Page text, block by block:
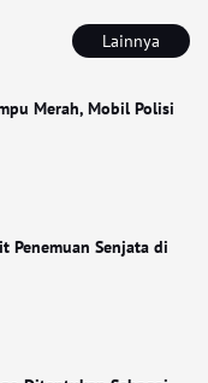
Lainnya
Merah, Mobil Polisi
Penemuan Senjata di